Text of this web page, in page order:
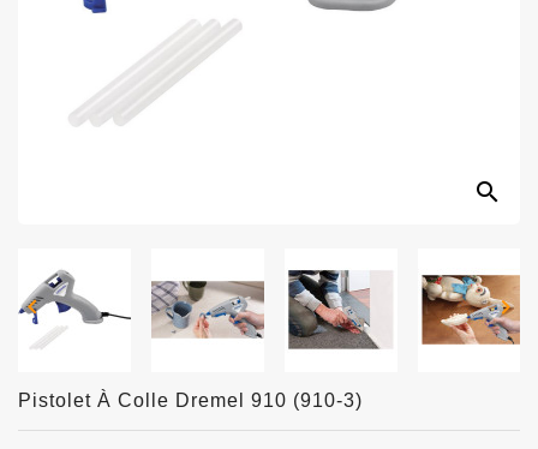
search
 
Pistolet À Colle Dremel 910 (910-3)